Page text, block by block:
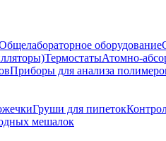
оборудование
ТермостатыАтомно-
Приборы для анализа
Груши для пипеток
мешалок